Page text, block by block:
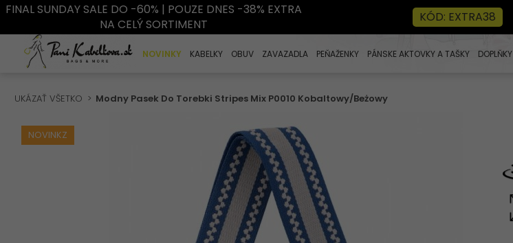
FINAL SUNDAY SALE DO -60% | POUZE DNES -38% EXTRA
NA CELÝ SORTIMENT
KÓD: EXTRA38
NOVINKY KABELKY OBUV ZAVAZADLA PEŇAŽENKY PÁNSKE AKTOVKY A TAŠKY DOPLŇKY
UKÁZAŤ VŠETKO Modny Pasek Do Torebki Stripes Mix P0010 Kobaltowy/Beżowy
NOVINKZ